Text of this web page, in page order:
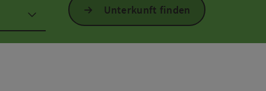
Unterkunft finden